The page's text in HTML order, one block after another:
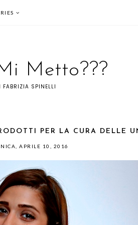
Metto???
FABRIZIA SPINELLI
PER LA CURA DELLE
APRILE 10, 2016